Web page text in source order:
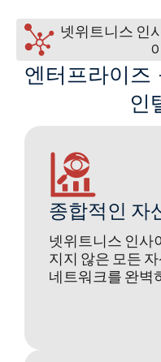
넷위트니스 인
엔터프라이
인
종합적인 자
넷위트니스 인사
지지 않은 모든
네트워크를 완벽